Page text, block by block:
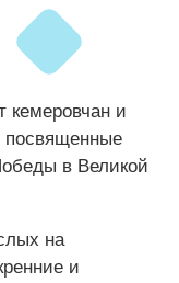
кемеровчан и
посвященные
в Великой
на
и